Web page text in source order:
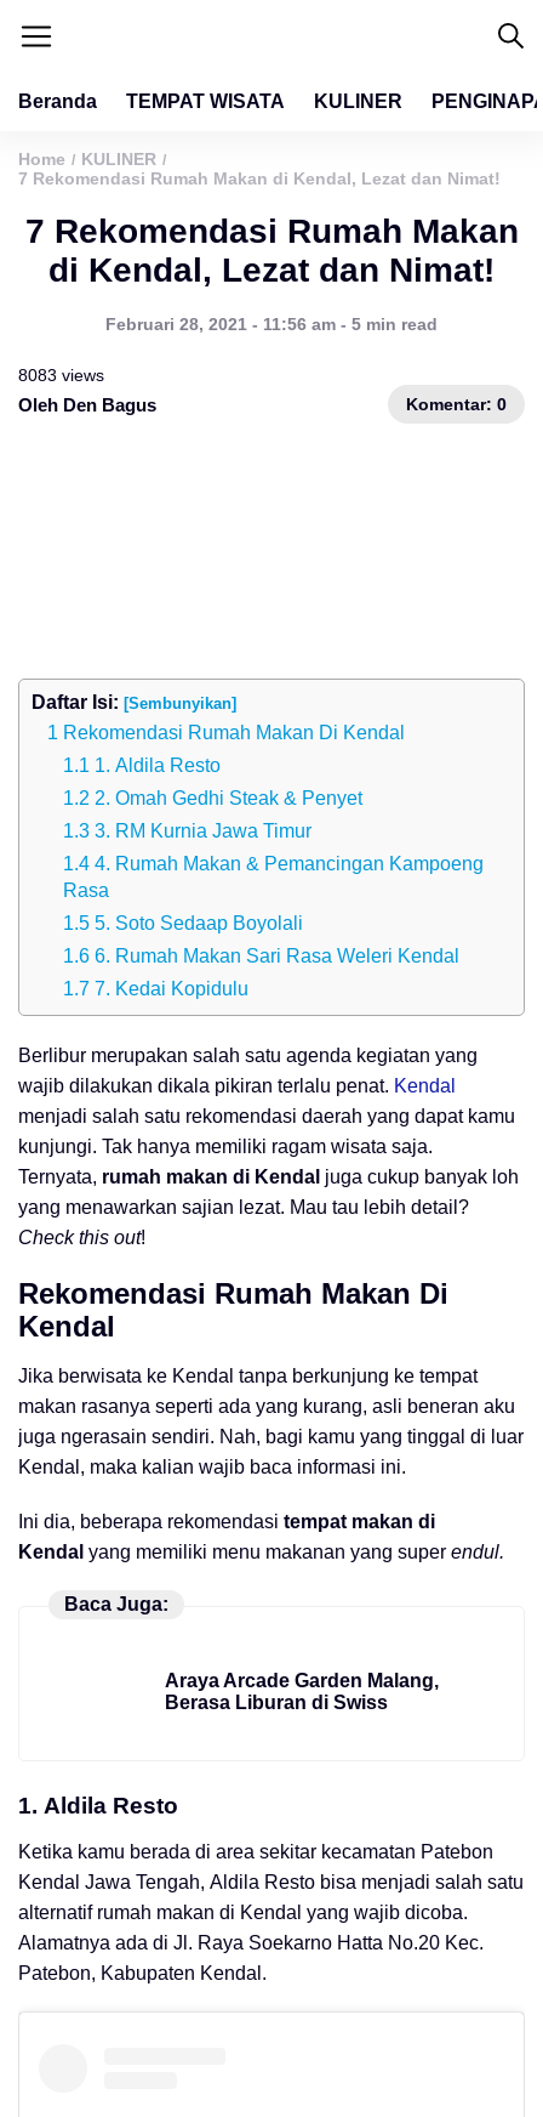
Beranda TEMPAT WISATA KULINER
Home / KULINER /
7 Rekomendasi Rumah Makan di Kendal, Lezat dan Nimat!
7 Rekomendasi Rumah Makan
di Kendal, Lezat dan Nimat!
Februari 28, 2021 - 11:56 am - 5 min read
8083 views
Oleh Den Bagus Komentar: 0
Daftar Isi: [Sembunyikan]
Rekomendasi Rumah Makan Di Kendal
1. Aldila Resto
2. Omah Gedhi Steak & Penyet
3. RM Kurnia Jawa Timur
4. Rumah Makan & Pemancingan Kampoeng
Rasa
5. Soto Sedaap Boyolali
6. Rumah Makan Sari Rasa Weleri Kendal
7. Kedai Kopidulu
Berlibur merupakan salah satu agenda kegiatan yang
wajib dilakukan dikala pikiran terlalu penat. Kendal
menjadi salah satu rekomendasi daerah yang dapat kamu
kunjungi. Tak hanya memiliki ragam wisata saja.
Ternyata, rumah makan di Kendal juga cukup banyak loh
yang menawarkan sajian lezat. Mau tau lebih detail?
Check this out!
Rekomendasi Rumah Makan Di
Kendal
Jika berwisata ke Kendal tanpa berkunjung ke tempat
makan rasanya seperti ada yang kurang, asli beneran aku
juga ngerasain sendiri. Nah, bagi kamu yang tinggal di luar
Kendal, maka kalian wajib baca informasi ini.
Ini dia, beberapa rekomendasi tempat makan di
Kendal yang memiliki menu makanan yang super endul.
Baca Juga:
Araya Arcade Garden Malang,
Berasa Liburan di Swiss
1. Aldila Resto
Ketika kamu berada di area sekitar kecamatan Patebon
Kendal Jawa Tengah, Aldila Resto bisa menjadi salah satu
alternatif rumah makan di Kendal yang wajib dicoba.
Alamatnya ada di Jl. Raya Soekarno Hatta No.20 Kec.
Patebon, Kabupaten Kendal.